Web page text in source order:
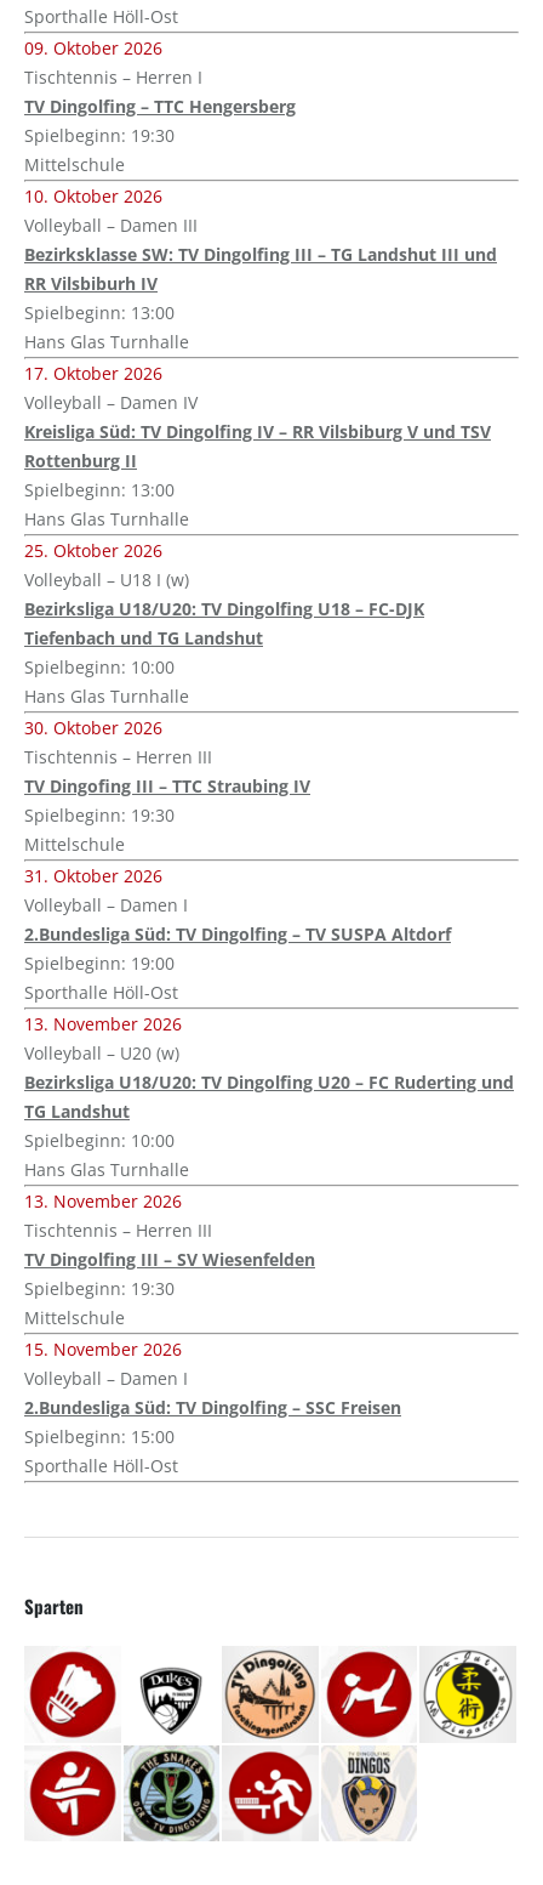
Sporthalle Höll-Ost
09. Oktober 2026
Tischtennis – Herren I
TV Dingolfing – TTC Hengersberg
Spielbeginn: 19:30
Mittelschule
10. Oktober 2026
Volleyball – Damen III
Bezirksklasse SW: TV Dingolfing III – TG Landshut III und
RR Vilsbiburh IV
Spielbeginn: 13:00
Hans Glas Turnhalle
17. Oktober 2026
Volleyball – Damen IV
Kreisliga Süd: TV Dingolfing IV – RR Vilsbiburg V und TSV
Rottenburg II
Spielbeginn: 13:00
Hans Glas Turnhalle
25. Oktober 2026
Volleyball – U18 I (w)
Bezirksliga U18/U20: TV Dingolfing U18 – FC-DJK
Tiefenbach und TG Landshut
Spielbeginn: 10:00
Hans Glas Turnhalle
30. Oktober 2026
Tischtennis – Herren III
TV Dingofing III – TTC Straubing IV
Spielbeginn: 19:30
Mittelschule
31. Oktober 2026
Volleyball – Damen I
2.Bundesliga Süd: TV Dingolfing – TV SUSPA Altdorf
Spielbeginn: 19:00
Sporthalle Höll-Ost
13. November 2026
Volleyball – U20 (w)
Bezirksliga U18/U20: TV Dingolfing U20 – FC Ruderting und
TG Landshut
Spielbeginn: 10:00
Hans Glas Turnhalle
13. November 2026
Tischtennis – Herren III
TV Dingolfing III – SV Wiesenfelden
Spielbeginn: 19:30
Mittelschule
15. November 2026
Volleyball – Damen I
2.Bundesliga Süd: TV Dingolfing – SSC Freisen
Spielbeginn: 15:00
Sporthalle Höll-Ost
Sparten